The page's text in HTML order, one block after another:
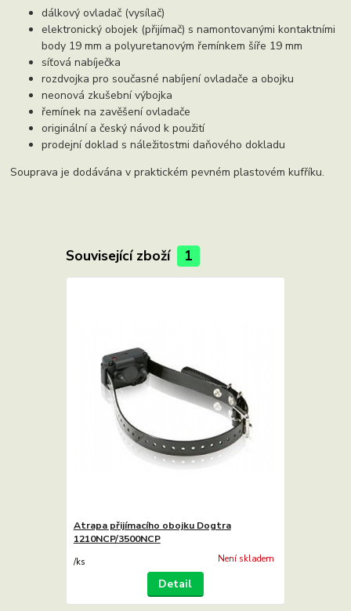
dálkový ovladač (vysílač)
elektronický obojek (přijímač) s namontovanými kontaktními
body 19 mm a polyuretanovým řemínkem šíře 19 mm
síťová nabíječka
rozdvojka pro současné nabíjení ovladače a obojku
neonová zkušební výbojka
řemínek na zavěšení ovladače
originální a český návod k použití
prodejní doklad s náležitostmi daňového dokladu
Souprava je dodávána v praktickém pevném plastovém kufříku.
Související zboží 1
Atrapa přijímacího obojku Dogtra
1210NCP/3500NCP
/ks Není skladem
Detail